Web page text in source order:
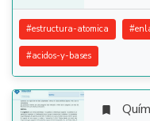
#estructura-atomica #
#acidos-y-bases
